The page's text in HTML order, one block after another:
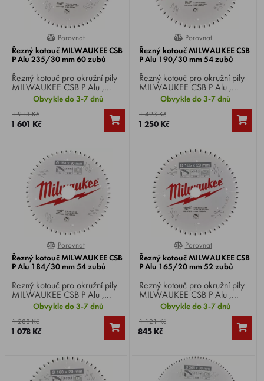
0%
Porovnat
Řezný kotouč MILWAUKEE CSB
P Alu 235/30 mm 60 zubů
Řezný kotouč pro okružní pily
MILWAUKEE CSB P Alu ,
průměr kotouče 235 mm,
průměr hřídele 30 mm, 60
zubů.
Obvykle do 3-7 dnů
1 913 Kč
1 601 Kč
0%
Porovnat
Řezný kotouč MILWAUKEE CSB
P Alu 190/30 mm 54 zubů
Řezný kotouč pro okružní pily
MILWAUKEE CSB P Alu ,
průměr kotouče 190 mm,
průměr hřídele 30 mm, 54
zubů.
Obvykle do 3-7 dnů
1 493 Kč
1 250 Kč
0%
Porovnat
Řezný kotouč MILWAUKEE CSB
P Alu 184/30 mm 54 zubů
Řezný kotouč pro okružní pily
MILWAUKEE CSB P Alu ,
průměr kotouče 184 mm,
průměr hřídele 30 mm, 54
zubů.
Obvykle do 3-7 dnů
1 288 Kč
1 078 Kč
0%
Porovnat
Řezný kotouč MILWAUKEE CSB
P Alu 165/20 mm 52 zubů
Řezný kotouč pro okružní pily
MILWAUKEE CSB P Alu ,
průměr kotouče 165 mm,
průměr hřídele 20 mm, 52
zubů.
Obvykle do 3-7 dnů
1 121 Kč
845 Kč